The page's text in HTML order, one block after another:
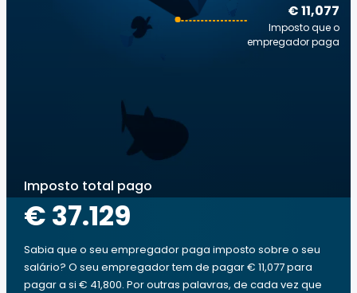
€ 11,077
Imposto que o
empregador paga
Imposto total pago
€ 37.129
Sabia que o seu empregador paga imposto sobre o seu
salário? O seu empregador tem de pagar € 11,077 para
pagar a si € 41,800. Por outras palavras, de cada vez que